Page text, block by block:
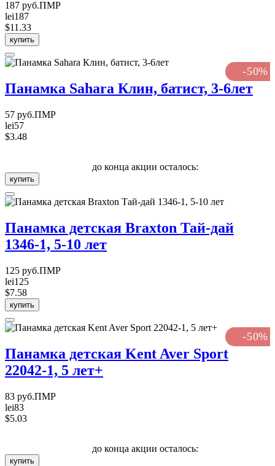
187 руб.ПМР
lei187
$11.33
купить
-50%
Панамка Sahara Клин, батист, 3-6лет
57 руб.ПМР
lei57
$3.48
до конца акции осталось:
купить
Панамка детская Braxton Тай-дай
1346-1, 5-10 лет
125 руб.ПМР
lei125
$7.58
купить
-50%
Панамка детская Kent Aver Sport
22042-1, 5 лет+
83 руб.ПМР
lei83
$5.03
до конца акции осталось:
купить